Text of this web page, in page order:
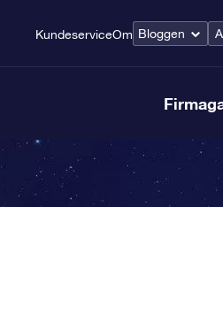
KundeserviceOm Bloggen